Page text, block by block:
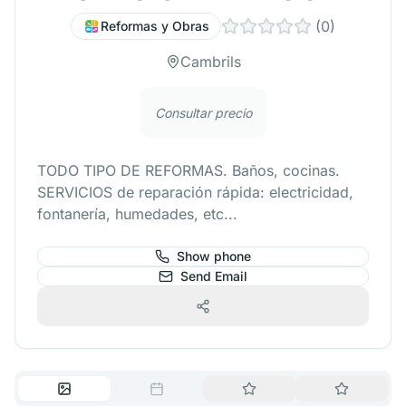
Reformas y Obras (0)
Cambrils
Consultar precio
TODO TIPO DE REFORMAS. Baños, cocinas.
SERVICIOS de reparación rápida: electricidad,
fontanería, humedades, etc...
Show phone
Send Email